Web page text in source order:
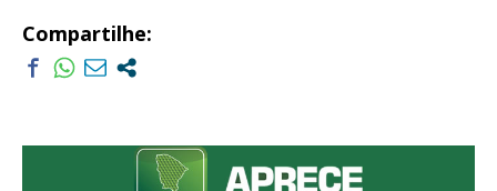
Compartilhe: